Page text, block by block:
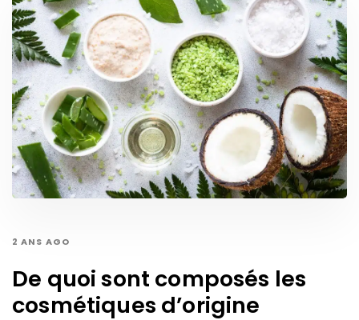
2 ANS AGO
De quoi sont composés les
cosmétiques d’origine